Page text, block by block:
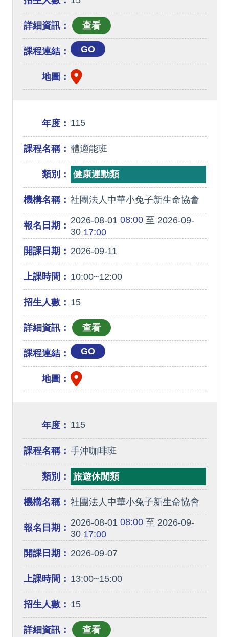
詳細資訊：
課程連結： GO
地圖：
年度： 115
課程名稱： 體適能班
類別： 健康運動類
機構名稱： 社團法人中華小兔子新生命協會
報名日期： 2026-08-01 08:00至 2026-09-
3017:00
開課日期： 2026-09-11
上課時間： 10:00~12:00
招生人數： 15
詳細資訊：
課程連結： GO
地圖：
年度： 115
課程名稱： 手沖咖啡班
類別： 旅遊休閒類
機構名稱： 社團法人中華小兔子新生命協會
報名日期： 2026-08-01 08:00至 2026-09-
3017:00
開課日期： 2026-09-07
上課時間： 13:00~15:00
招生人數： 15
詳細資訊：